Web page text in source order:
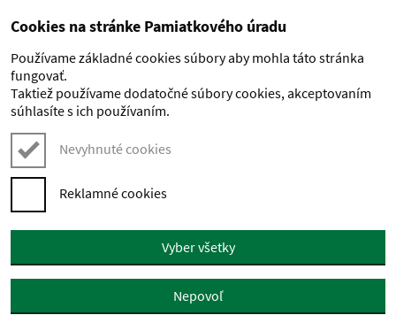
Preskočiť na hlavný obsah
Cookies na stránke Pamiatkového úradu
Používame základné cookies súbory aby mohla táto stránka
fungovať.
Taktiež používame dodatočné súbory cookies, akceptovaním
súhlasíte s ich používaním.
Nevyhnuté cookies
Reklamné cookies
Vyber všetky
Nepovoľ